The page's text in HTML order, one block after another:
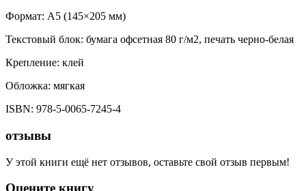
Формат: A5 (145×205 мм)
Текстовый блок: бумага офсетная 80 г/м2, печать черно-белая
Крепление: клей
Обложка: мягкая
ISBN: 978-5-0065-7245-4
отзывы
У этой книги ещё нет отзывов, оставьте свой отзыв первым!